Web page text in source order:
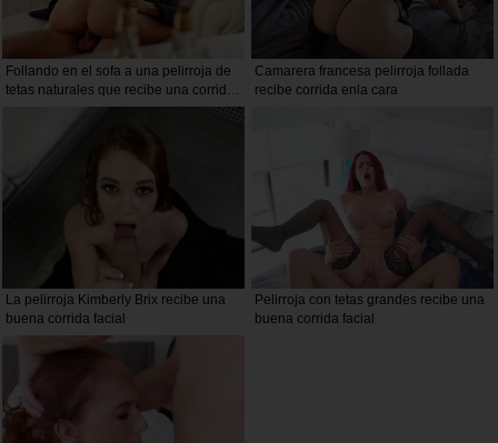
Follando en el sofa a una pelirroja de
tetas naturales que recibe una corrida
Camarera francesa pelirroja follada
recibe corrida enla cara
La pelirroja Kimberly Brix recibe una
buena corrida facial
Pelirroja con tetas grandes recibe una
buena corrida facial